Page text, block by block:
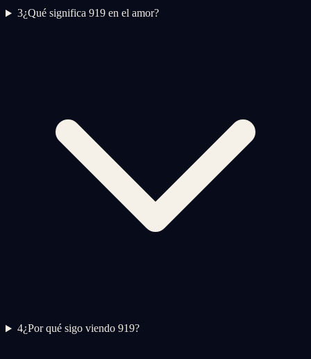
3¿Qué significa 919 en el amor?
4¿Por qué sigo viendo 919?